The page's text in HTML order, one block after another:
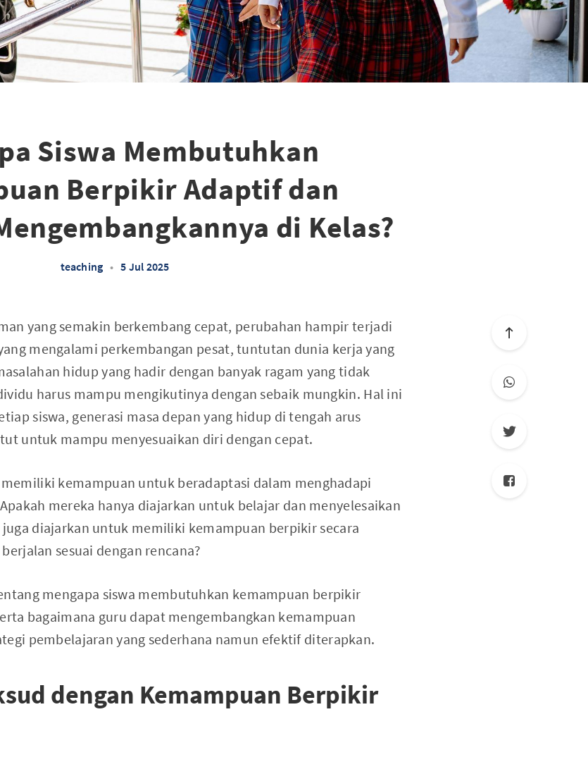
Siswa Membutuhkan
Berpikir Adaptif dan
di Kelas?
teaching • 5 Jul 2025
yang semakin berkembang cepat, perubahan hampir terjadi
mengalami perkembangan pesat, tuntutan dunia kerja yang
hidup yang hadir dengan banyak ragam yang tidak
harus mampu mengikutinya dengan sebaik mungkin. Hal ini
siswa, generasi masa depan yang hidup di tengah arus
untuk mampu menyesuaikan diri dengan cepat.
kemampuan untuk beradaptasi dalam menghadapi
mereka hanya diajarkan untuk belajar dan menyelesaikan
juga diajarkan untuk memiliki kemampuan berpikir secara
sesuai dengan rencana?
mengapa siswa membutuhkan kemampuan berpikir
bagaimana guru dapat mengembangkan kemampuan
pembelajaran yang sederhana namun efektif diterapkan.
dengan Kemampuan Berpikir